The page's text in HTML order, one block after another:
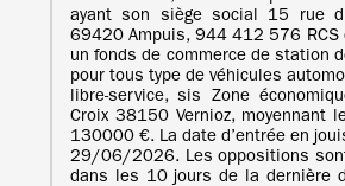
ayant son siège social 15 rue
69420 Ampuis, 944 412 576 RCS
un fonds de commerce de station
pour tous type de véhicules
libre-service, sis Zone
Croix 38150 Vernioz, moyennant
130000 €. La date d’entrée en
29/06/2026. Les oppositions
dans les 10 jours de la dernière